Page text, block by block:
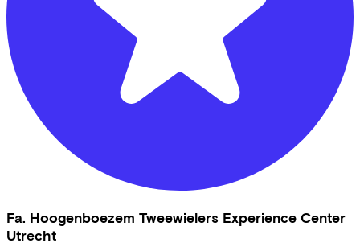
Fa. Hoogenboezem Tweewielers Experience Center
Utrecht